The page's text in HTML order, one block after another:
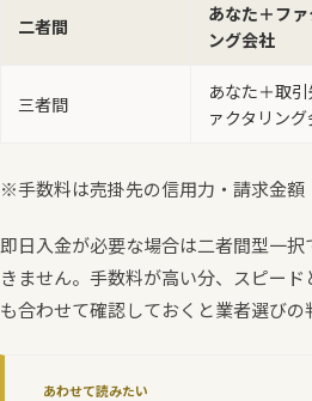
二者間
あなた＋ファ
ング会社
三者間
あなた＋取
ァクタリン
※手数料は売掛先の信用力・請求金額
即日入金が必要な場合は二者間型一
きません。手数料が高い分、スピード
も合わせて確認しておくと業者選びの
あわせて読みたい